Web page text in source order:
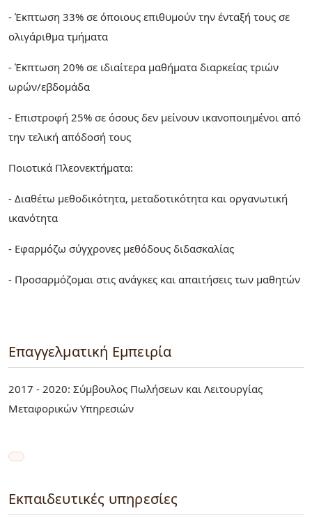
- Έκπτωση 33% σε όποιους επιθυμούν την ένταξή τους σε
ολιγάριθμα τμήματα
- Έκπτωση 20% σε ιδιαίτερα μαθήματα διαρκείας τριών
ωρών/εβδομάδα
- Επιστροφή 25% σε όσους δεν μείνουν ικανοποιημένοι από
την τελική απόδοσή τους
Ποιοτικά Πλεονεκτήματα:
- Διαθέτω μεθοδικότητα, μεταδοτικότητα και οργανωτική
ικανότητα
- Εφαρμόζω σύγχρονες μεθόδους διδασκαλίας
- Προσαρμόζομαι στις ανάγκες και απαιτήσεις των μαθητών
Επαγγελματική Εμπειρία
2017 - 2020: Σύμβουλος Πωλήσεων και Λειτουργίας
Μεταφορικών Υπηρεσιών
Εκπαιδευτικές υπηρεσίες